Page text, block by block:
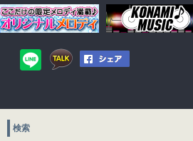
検索